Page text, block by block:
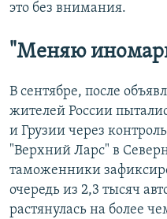
это без внимания.
"Меняю
В сентябре, после
жителей России
и Грузии через
"Верхний Ларс" в
таможенники
очередь из 2,3 тысяч
растянулась на более